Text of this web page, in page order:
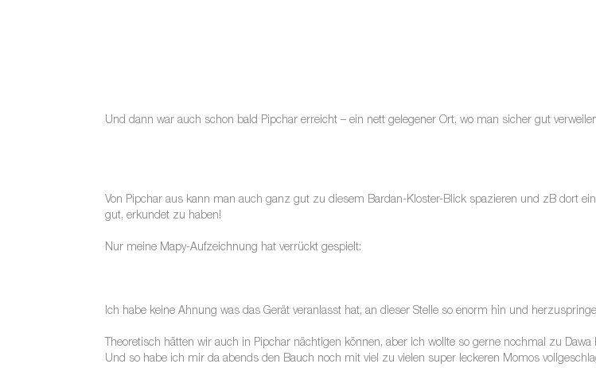
Und dann war auch schon bald Pipchar erreicht – ein nett gelegener Ort, wo man sicher gut
Von Pipchar aus kann man auch ganz gut zu diesem Bardan-Kloster-Blick spazieren und zB dort
gut, erkundet zu haben!
Nur meine Mapy-Aufzeichnung hat verrückt gespielt:
Ich habe keine Ahnung was das Gerät veranlasst hat, an dieser Stelle so enorm hin und
Theoretisch hätten wir auch in Pipchar nächtigen können, aber ich wollte so gerne nochmal zu
Und so habe ich mir da abends den Bauch noch mit viel zu vielen super leckeren Momos